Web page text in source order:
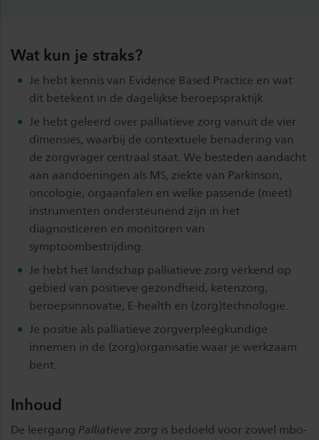
Wat kun je straks?
Je hebt kennis van Evidence Based Practice en wat
dit betekent in de dagelijkse beroepspraktijk.
Je hebt geleerd over palliatieve zorg vanuit de vier
dimensies, waarbij de contextuele benadering van
de zorgvrager centraal staat. We besteden aandacht
aan aandoeningen als MS, ziekte van Parkinson,
oncologie, orgaanfalen en welke passende (meet)
instrumenten ondersteunend zijn in het
diagnosticeren en monitoren van
symptoombestrijding.
Je hebt het landschap palliatieve zorg verkend op
gebied van positieve gezondheid, ketenzorg,
beroepsinnovatie, E-health en (zorg)technologie.
Je positie als palliatieve zorgverpleegkundige
innemen in de (zorg)organisatie waar je werkzaam
bent.
Inhoud
De leergang Palliatieve zorg is bedoeld voor zowel mbo-